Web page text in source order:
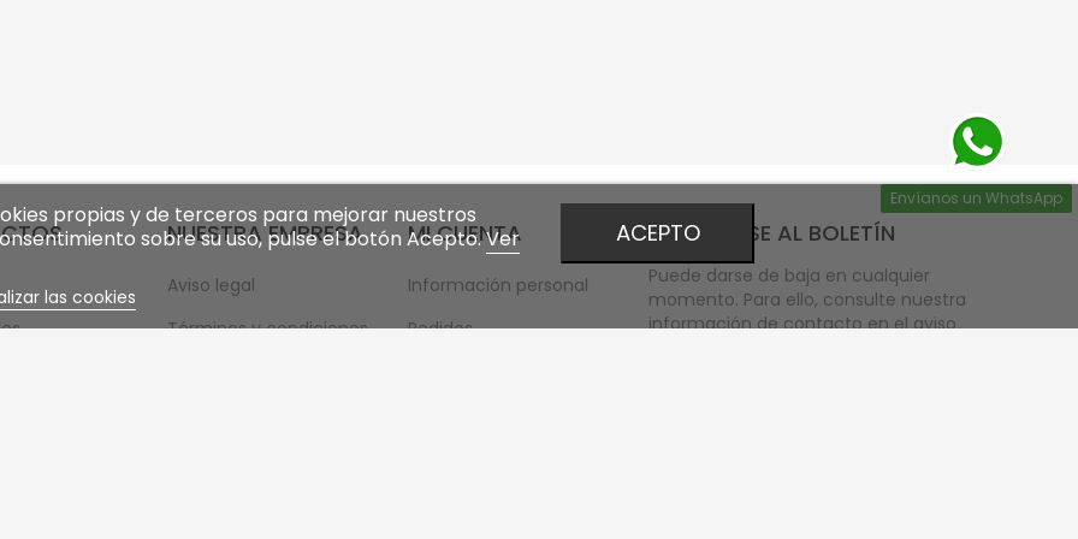
NUESTRA EMPRESA
Aviso legal
Términos y condiciones
MI CUENTA
Información personal
Pedidos
Envíanos un WhatsApp
propias y de terceros para mejorar nuestros
sobre su uso, pulse el botón Acepto.Ver
las cookies
ACEPTO
INSCRÍBASE AL BOLETÍN
Puede darse de baja en cualquier
momento. Para ello, consulte nuestra
información de contacto en el aviso